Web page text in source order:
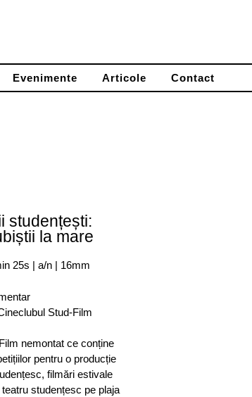
Evenimente Articole Contact
studențești:
la mare
25s | a/n | 16mm
Stud-Film
nemontat ce conține
pentru o producție
filmări estivale
studențesc pe plaja